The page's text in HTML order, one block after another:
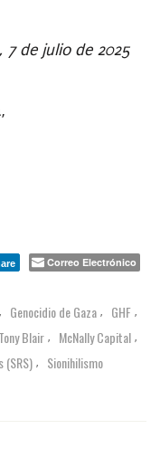
, 7 de julio de 2025
Correo Electrónico
, Genocidio de Gaza , GHF ,
Blair , McNally Capital ,
(SRS) , Sionihilismo